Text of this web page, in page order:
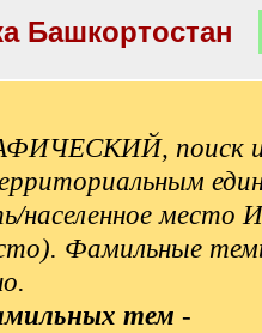
Башкортостан
поиск
населенное
Фамильные
тем -